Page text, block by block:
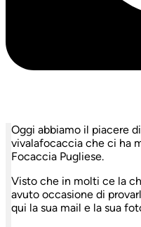
Oggi abbiamo il piacere
vivalafocaccia che ci ha
Focaccia Pugliese.
Visto che in molti ce la
avuto occasione di
qui la sua mail e la sua